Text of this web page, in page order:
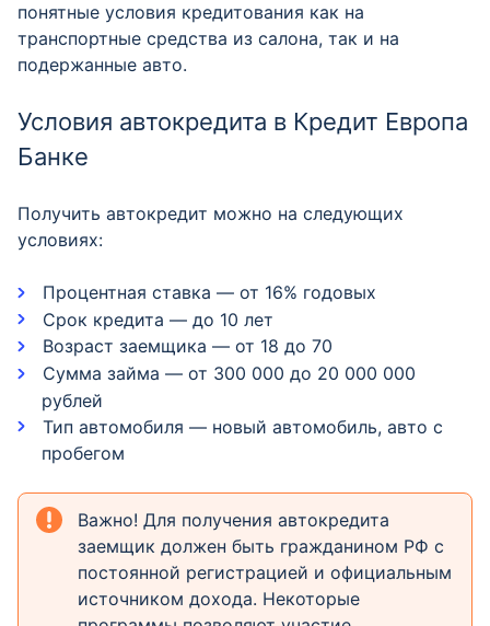
понятные условия кредитования как на
транспортные средства из салона, так и на
подержанные авто.
Условия автокредита в Кредит Европа
Банке
Получить автокредит можно на следующих
условиях:
Процентная ставка — от 16% годовых
Срок кредита — до 10 лет
Возраст заемщика — от 18 до 70
Сумма займа — от 300 000 до 20 000 000
рублей
Тип автомобиля — новый автомобиль, авто с
пробегом
Важно! Для получения автокредита
заемщик должен быть гражданином РФ с
постоянной регистрацией и официальным
источником дохода. Некоторые